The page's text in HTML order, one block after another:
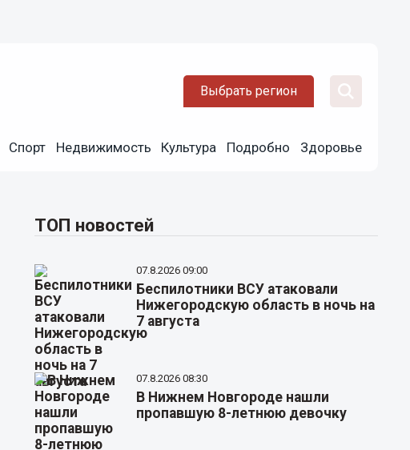
Выбрать регион
Спорт Недвижимость Культура Подробно Здоровье
ТОП новостей
07.8.2026 09:00
Беспилотники ВСУ атаковали
Нижегородскую область в ночь на
7 августа
07.8.2026 08:30
В Нижнем Новгороде нашли
пропавшую 8-летнюю девочку